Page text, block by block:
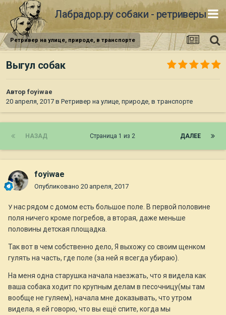
Лабрадор.ру собаки - ретриверы
Ретривер на улице, природе, в транспорте
Выгул собак
Автор foyiwae
20 апреля, 2017 в Ретривер на улице, природе, в транспорте
НАЗАД ДАЛЕЕ
Страница 1 из 2
foyiwae
Опубликовано 20 апреля, 2017
У нас рядом с домом есть большое поле. В первой половине
поля ничего кроме погребов, а вторая, даже меньше
половины детская площадка.
Так вот в чем собственно дело, Я выхожу со своим щенком
гулять на часть, где поле (за ней я всегда убираю).
На меня одна старушка начала наезжать, что я видела как
ваша собака ходит по крупным делам в песочницу(мы там
вообще не гуляем), начала мне доказывать, что утром
видела, я ей говорю, что вы ещё спите, когда мы